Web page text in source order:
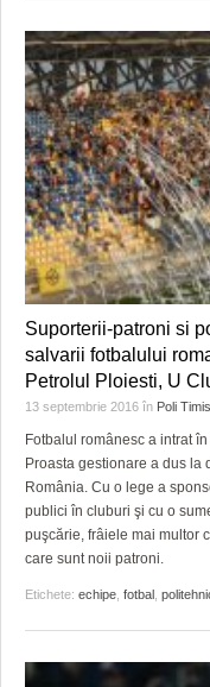
Suporterii-patroni si
salvarii fotbalului
Petrolul Ploiesti, U
13 septembrie 2016 în Poli
Fotbalul românesc a intrat
Proasta gestionare a dus la
România. Cu o lege a
publici în cluburi şi cu o
puşcărie, frâiele mai multor
care sunt noii patroni.
Etichete: echipe fotbal